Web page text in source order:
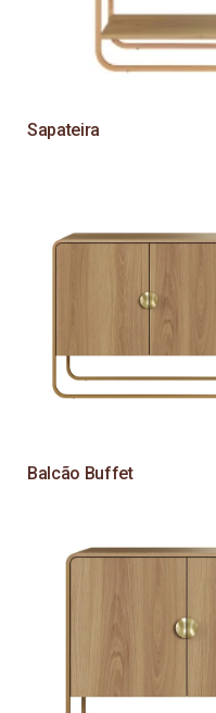
Sapateira
Balcão Buffet